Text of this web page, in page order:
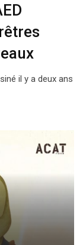
il y a deux ans